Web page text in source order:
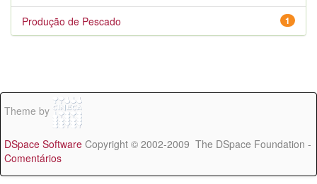
1
Produção de Pescado
Theme by
DSpace Software Copyright © 2002-2009 The DSpace Foundation -
Comentários